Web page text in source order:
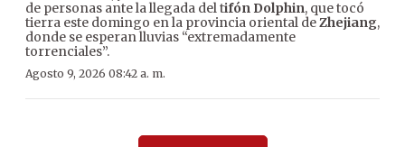
de personas ante la llegada del tifón Dolphin, que tocó
tierra este domingo en la provincia oriental deZhejiang,
donde se esperan lluvias “extremadamente
torrenciales”.
Agosto 9, 2026 08:42 a. m.